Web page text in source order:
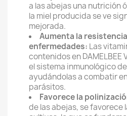
a las abejas una nutrición
la miel producida se ve
mejorada.
Aumenta la
enfermedades: Las
contenidos en
el sistema inmunológico
ayudándolas a combatir
parásitos.
Favorece la
de las abejas, se favorece